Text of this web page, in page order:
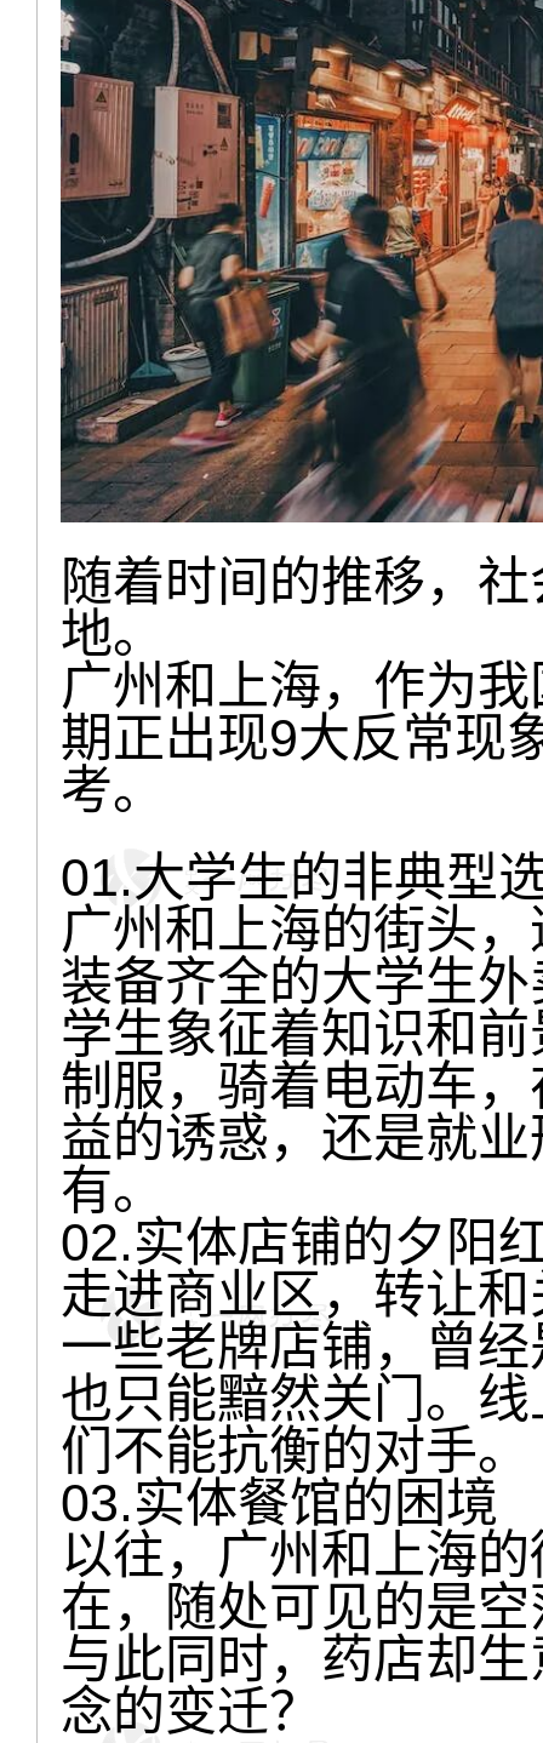
随着时间的推移，
地。
广州和上海，作为
期正出现9大反常现
考。
01.大学生的非典型
广州和上海的街头
装备齐全的大学生
学生象征着知识和
制服，骑着电动车
益的诱惑，还是就
有。
02.实体店铺的夕阳
走进商业区，转让
一些老牌店铺，曾
也只能黯然关门。
们不能抗衡的对手。
03.实体餐馆的困境
以往，广州和上海
在，随处可见的是
与此同时，药店却
念的变迁？